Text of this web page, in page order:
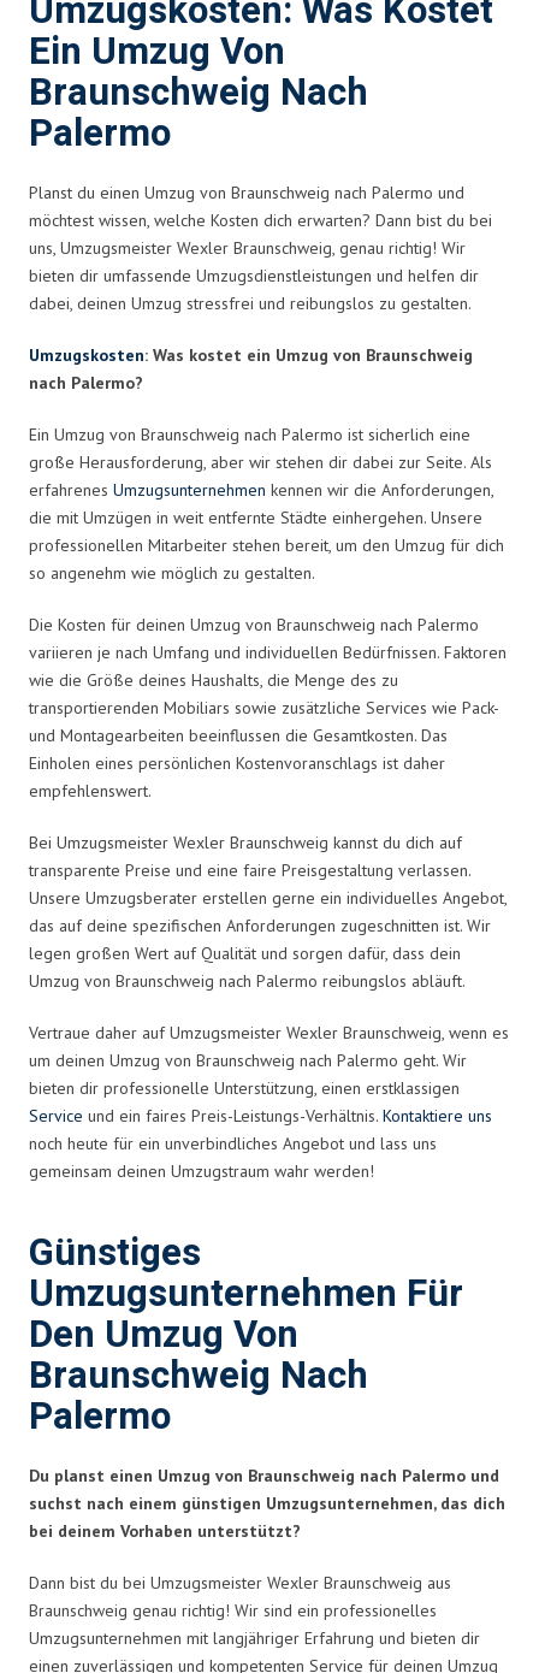
Umzugskosten: Was Kostet
Ein Umzug Von
Braunschweig Nach
Palermo
Planst du einen Umzug von Braunschweig nach Palermo und
möchtest wissen, welche Kosten dich erwarten? Dann bist du bei
uns, Umzugsmeister Wexler Braunschweig, genau richtig! Wir
bieten dir umfassende Umzugsdienstleistungen und helfen dir
dabei, deinen Umzug stressfrei und reibungslos zu gestalten.
Umzugskosten: Was kostet ein Umzug von Braunschweig
nach Palermo?
Ein Umzug von Braunschweig nach Palermo ist sicherlich eine
große Herausforderung, aber wir stehen dir dabei zur Seite. Als
erfahrenes Umzugsunternehmen kennen wir die Anforderungen,
die mit Umzügen in weit entfernte Städte einhergehen. Unsere
professionellen Mitarbeiter stehen bereit, um den Umzug für dich
so angenehm wie möglich zu gestalten.
Die Kosten für deinen Umzug von Braunschweig nach Palermo
variieren je nach Umfang und individuellen Bedürfnissen. Faktoren
wie die Größe deines Haushalts, die Menge des zu
transportierenden Mobiliars sowie zusätzliche Services wie Pack-
und Montagearbeiten beeinflussen die Gesamtkosten. Das
Einholen eines persönlichen Kostenvoranschlags ist daher
empfehlenswert.
Bei Umzugsmeister Wexler Braunschweig kannst du dich auf
transparente Preise und eine faire Preisgestaltung verlassen.
Unsere Umzugsberater erstellen gerne ein individuelles Angebot,
das auf deine spezifischen Anforderungen zugeschnitten ist. Wir
legen großen Wert auf Qualität und sorgen dafür, dass dein
Umzug von Braunschweig nach Palermo reibungslos abläuft.
Vertraue daher auf Umzugsmeister Wexler Braunschweig, wenn es
um deinen Umzug von Braunschweig nach Palermo geht. Wir
bieten dir professionelle Unterstützung, einen erstklassigen
Service und ein faires Preis-Leistungs-Verhältnis. Kontaktiere uns
noch heute für ein unverbindliches Angebot und lass uns
gemeinsam deinen Umzugstraum wahr werden!
Günstiges
Umzugsunternehmen Für
Den Umzug Von
Braunschweig Nach
Palermo
Du planst einen Umzug von Braunschweig nach Palermo und
suchst nach einem günstigen Umzugsunternehmen, das dich
bei deinem Vorhaben unterstützt?
Dann bist du bei Umzugsmeister Wexler Braunschweig aus
Braunschweig genau richtig! Wir sind ein professionelles
Umzugsunternehmen mit langjähriger Erfahrung und bieten dir
einen zuverlässigen und kompetenten Service für deinen Umzug